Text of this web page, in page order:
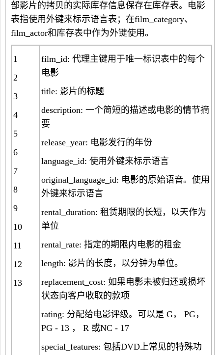
部影片的拷贝的实际库存信息保存在库存表。电影
表指使用外键来标示语言表；在film_category、
film_actor和库存表中作为外键使用。
1
2
3
4
5
6
7
8
9
10
11
12
13
film_id: 代理主键用于唯一标识表中的每个
电影
title: 影片的标题
description: 一个简短的描述或电影的情节摘
要
release_year: 电影发行的年份
language_id: 使用外键来标示语言
original_language_id: 电影的原始语音。使用
外键来标示语言
rental_duration: 租赁期限的长短，以天作为
单位
rental_rate: 指定的期限内电影的租金
length: 影片的长度，以分钟为单位。
replacement_cost: 如果电影未被归还或损坏
状态向客户收取的款项
rating: 分配给电影评级。可以是 G， PG，
PG - 13 ， R 或NC - 17
special_features: 包括DVD上常见的特殊功